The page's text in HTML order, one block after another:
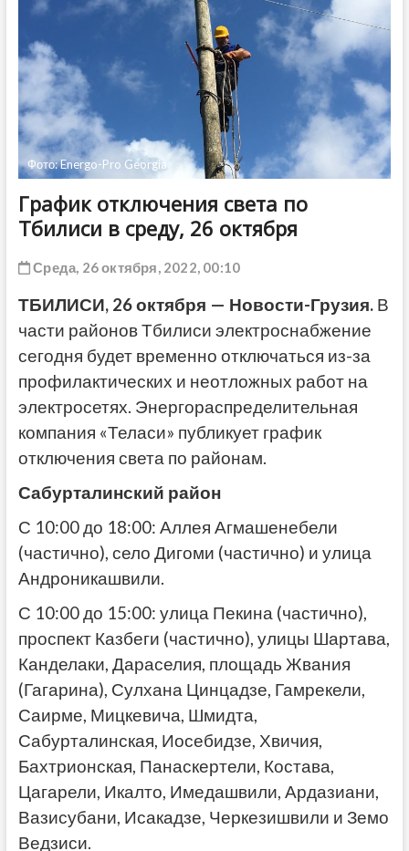
Фото: Energo-Pro Georgia
График отключения света по
Тбилиси в среду, 26 октября
Среда, 26 октября, 2022, 00:10
ТБИЛИСИ, 26 октября — Новости-Грузия.В
части районов Тбилиси электроснабжение
сегодня будет временно отключаться из-за
профилактических и неотложных работ на
электросетях. Энергораспределительная
компания «Теласи» публикует график
отключения света по районам.
Сабурталинский район
С 10:00 до 18:00: Аллея Агмашенебели
(частично), село Дигоми (частично) и улица
Андроникашвили.
С 10:00 до 15:00: улица Пекина (частично),
проспект Казбеги (частично), улицы Шартава,
Канделаки, Дараселия, площадь Жвания
(Гагарина), Сулхана Цинцадзе, Гамрекели,
Саирме, Мицкевича, Шмидта,
Сабурталинская, Иосебидзе, Хвичия,
Бахтрионская, Панаскертели, Костава,
Цагарели, Икалто, Имедашвили, Ардазиани,
Вазисубани, Исакадзе, Черкезишвили и Земо
Ведзиси.